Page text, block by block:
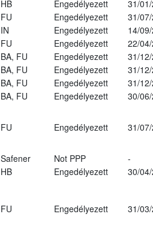
HB Engedélyezett
31/
FU Engedélyezett
31/
IN Engedélyezett
14/
FU Engedélyezett
22/
BA, FU Engedélyezett
31/
BA, FU Engedélyezett
31/
BA, FU Engedélyezett
31/
BA, FU Engedélyezett
30/
FU Engedélyezett 31/
Safener Not PPP
-
HB Engedélyezett
30/
FU Engedélyezett 31/